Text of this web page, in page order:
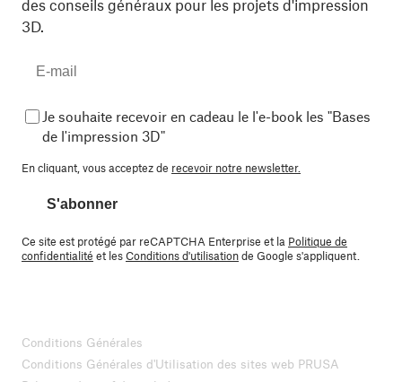
des conseils généraux pour les projets d'impression
3D.
Je souhaite recevoir en cadeau le l'e-book les "Bases
de l'impression 3D"
En cliquant, vous acceptez de recevoir notre newsletter.
S'abonner
Ce site est protégé par reCAPTCHA Enterprise et la Politique de
confidentialité et lesConditions d'utilisationde Google s'appliquent.
Conditions Générales
Conditions Générales d'Utilisation des sites web PRUSA